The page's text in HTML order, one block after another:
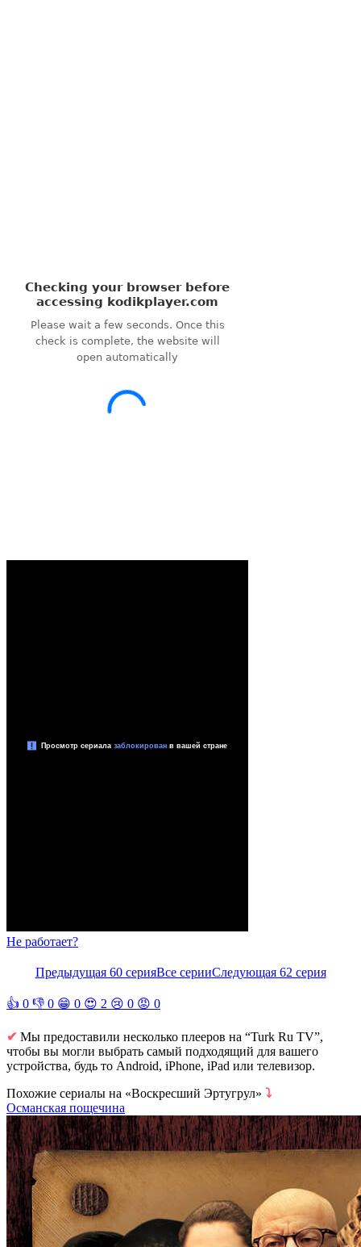
Не работает?
Предыдущая 60 серияВсе серииСледующая 62 серия
👍 0 👎 0 😁 0 😍 2 😢 0 😡 0
✔ Мы предоставили несколько плееров на “Turk Ru TV”,
чтобы вы могли выбрать самый подходящий для вашего
устройства, будь то Android, iPhone, iPad или телевизор.
Похожие сериалы на «Воскресший Эртугрул» ⤵
Османская пощечина